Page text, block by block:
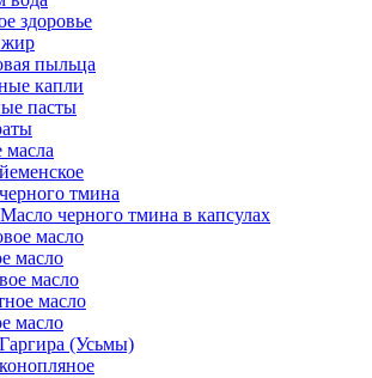
здоровье
пыльца
капли
пасты
масла
тмина
черного тмина в капсулах
масло
масло
масло
масло
масло
(Усьмы)